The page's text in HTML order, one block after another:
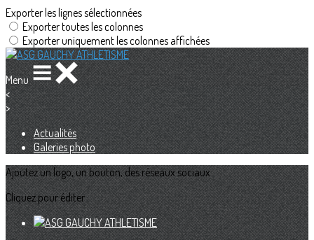
Exporter les lignes sélectionnées
Exporter toutes les colonnes
Exporter uniquement les colonnes affichées
Menu
<
>
Actualités
Galeries photo
Ajoutez un logo, un bouton, des réseaux sociaux
Cliquez pour éditer